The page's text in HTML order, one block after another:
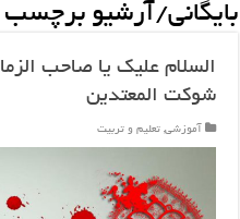
بایگانی/آرشیو برچسب
السلام علیک یا صاحب
شوکت المعتدین
آموزشی, تعلیم و تربیت